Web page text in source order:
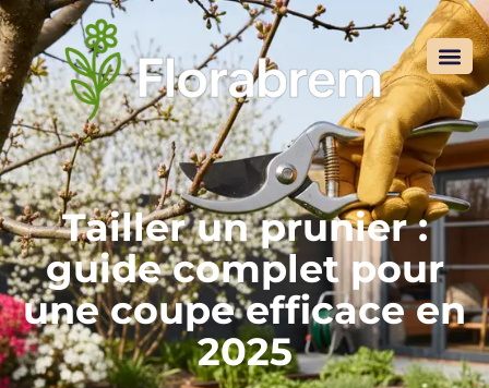
Tailler un prunier :
guide complet pour
une coupe efficace en
2025